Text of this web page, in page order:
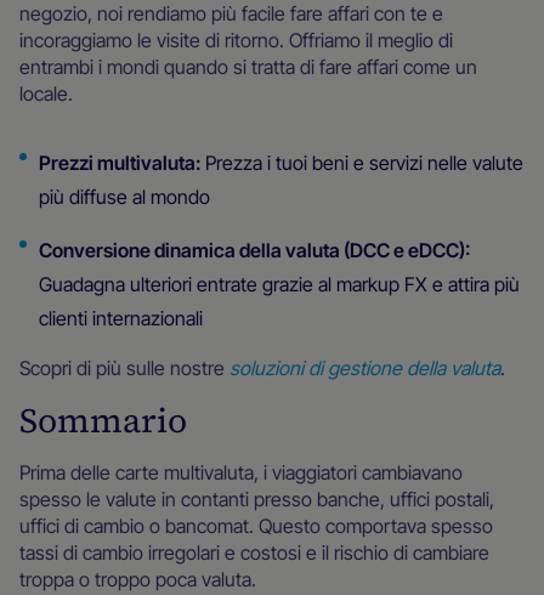
negozio, noi rendiamo più facile fare affari con te e
incoraggiamo le visite di ritorno. Offriamo il meglio di
entrambi i mondi quando si tratta di fare affari come un
locale.
Prezzi multivaluta: Prezza i tuoi beni e servizi nelle valute
più diffuse al mondo
Conversione dinamica della valuta (DCC e eDCC):
Guadagna ulteriori entrate grazie al markup FX e attira più
clienti internazionali
Scopri di più sulle nostre soluzioni di gestione della valuta.
Sommario
Prima delle carte multivaluta, i viaggiatori cambiavano
spesso le valute in contanti presso banche, uffici postali,
uffici di cambio o bancomat. Questo comportava spesso
tassi di cambio irregolari e costosi e il rischio di cambiare
troppa o troppo poca valuta.